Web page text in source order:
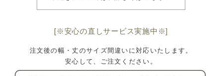
[※安心の直しサービス実施中※]
注文後の幅・丈のサイズ間違いに対応いたします。
安心して、ご注文ください。